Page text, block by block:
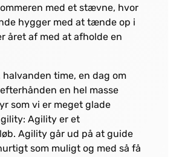
med et stævne, hvor
hygger med at tænde op i
året af med at afholde en
time, en dag om
en hel masse
som vi er meget glade
Agility er et
Agility går ud på at guide
som muligt og med så få